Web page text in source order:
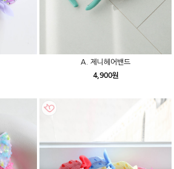
A. 제니헤어밴드
4,900원